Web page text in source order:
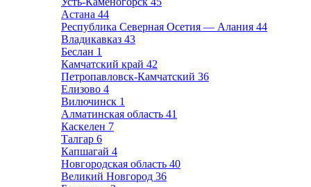
Астана 44
Республика Северная Осетия — Алания 44
Владикавказ 43
Беслан 1
Камчатский край 42
Петропавловск-Камчатский 36
Елизово 4
Вилючинск 1
Алматинская область 41
Каскелен 7
Талгар 6
Капшагай 4
Новгородская область 40
Великий Новгород 36